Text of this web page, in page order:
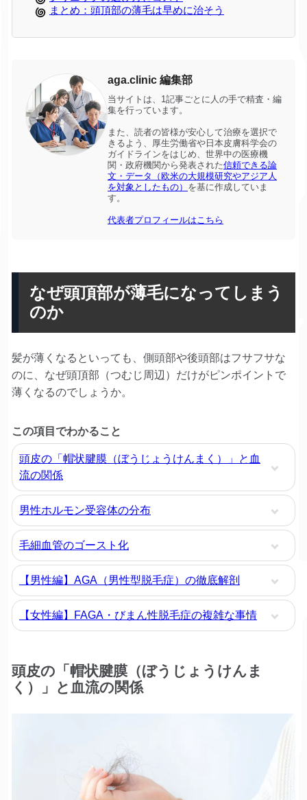
まとめ：頭頂部の薄毛は早めに治そう
aga.clinic 編集部
当サイトは、1記事ごとに人の手で精査・編
集を行っています。
また、読者の皆様が安心して治療を選択で
きるよう、厚生労働省や日本皮膚科学会の
ガイドラインをはじめ、世界中の医療機
関・政府機関から発表された信頼できる論
文・データ（欧米の大規模研究やアジア人
を対象としたもの） を基に作成していま
す。
代表者プロフィールはこちら
なぜ頭頂部が薄毛になってしまう
のか
髪が薄くなるといっても、側頭部や後頭部はフサフサな
のに、なぜ頭頂部（つむじ周辺）だけがピンポイントで
薄くなるのでしょうか。
この項目でわかること
頭皮の「帽状腱膜（ぼうじょうけんまく）」と血
流の関係
男性ホルモン受容体の分布
毛細血管のゴースト化
【男性編】AGA（男性型脱毛症）の徹底解剖
【女性編】FAGA・びまん性脱毛症の複雑な事情
頭皮の「帽状腱膜（ぼうじょうけんま
く）」と血流の関係